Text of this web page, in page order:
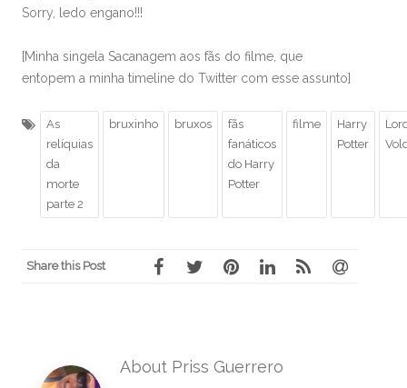
Sorry, ledo engano!!!
[Minha singela Sacanagem aos fãs do filme, que
entopem a minha timeline do Twitter com esse assunto]
As
relíquias
da
morte
parte 2
bruxinho bruxos
fãs
fanáticos
do Harry
Potter
filme
Harry
Potter
Share this Post
About Priss Guerrero